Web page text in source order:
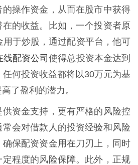
操作资金，从而在股市中获得
的收益。比如，一个投资者原
于炒股，通过配资平台，他可
线配资公司使得总投资本金达到
何投资收益都将以30万元为基
了盈利的潜力。
资金支持，更有严格的风险控
会对借款人的投资经验和风险
保配资资金用在刀刃上，同时
程度的风险保障。此外，正规